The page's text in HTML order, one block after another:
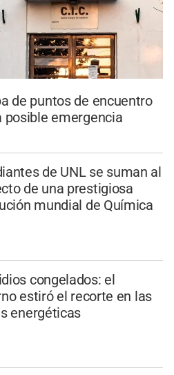
de puntos de encuentro
posible emergencia
de UNL se suman al
de una prestigiosa
mundial de Química
congelados: el
estiró el recorte en las
energéticas